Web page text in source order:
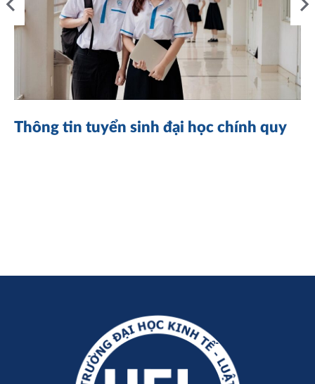
Thông tin tuyển sinh đại học chính quy